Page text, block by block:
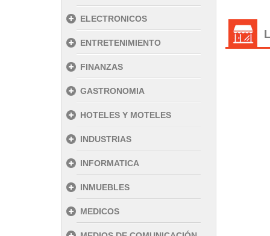
ELECTRONICOS
ENTRETENIMIENTO
FINANZAS
GASTRONOMIA
HOTELES Y MOTELES
INDUSTRIAS
INFORMATICA
INMUEBLES
MEDICOS